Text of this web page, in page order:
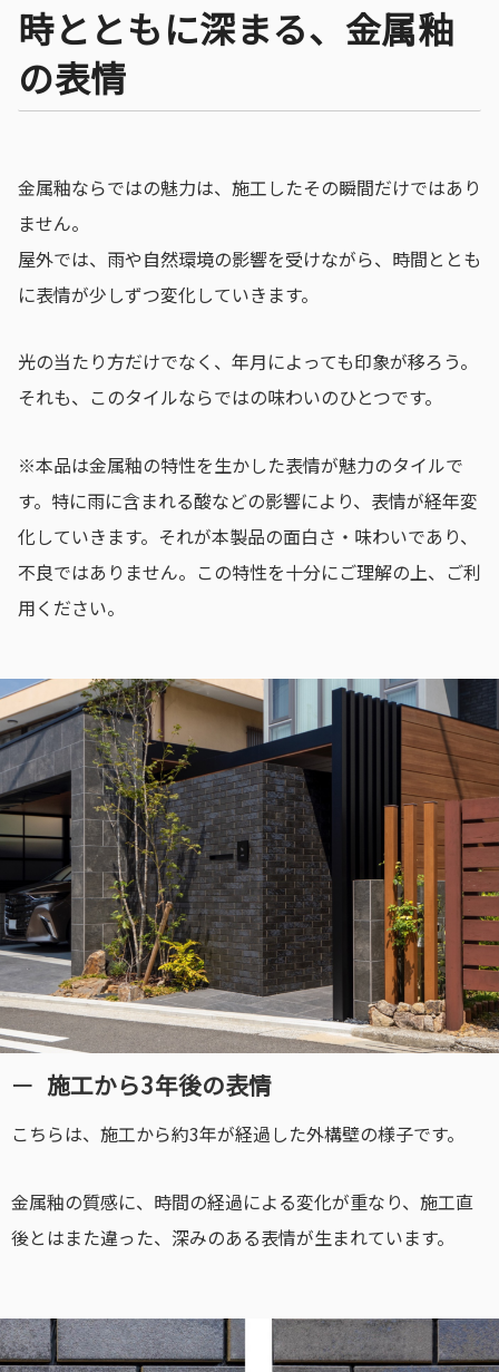
時とともに深まる、金属釉
の表情
金属釉ならではの魅力は、施工したその瞬間だけではあり
ません。
屋外では、雨や自然環境の影響を受けながら、時間ととも
に表情が少しずつ変化していきます。
光の当たり方だけでなく、年月によっても印象が移ろう。
それも、このタイルならではの味わいのひとつです。
※本品は金属釉の特性を生かした表情が魅力のタイルで
す。特に雨に含まれる酸などの影響により、表情が経年変
化していきます。それが本製品の面白さ・味わいであり、
不良ではありません。この特性を十分にご理解の上、ご利
用ください。
施工から3年後の表情
こちらは、施工から約3年が経過した外構壁の様子です。
金属釉の質感に、時間の経過による変化が重なり、施工直
後とはまた違った、深みのある表情が生まれています。